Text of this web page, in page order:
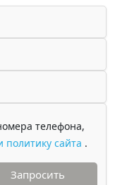
телефона,
политику сайта .
Запросить